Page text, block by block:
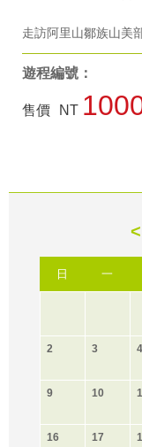
走訪阿里山鄒族山美
遊程編號：
售價 NT
<
日 一
2 3 4
9 10
16 17